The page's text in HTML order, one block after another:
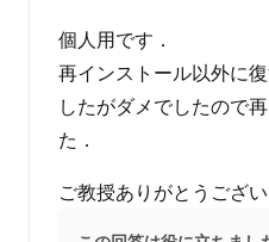
せ
個人用です．
再インストール以外に
したがダメでしたので
た．
ご教授ありがとうござい